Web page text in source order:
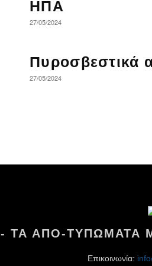
ΗΠΑ
27/05/2024
27/05/2024
- ΤΑ ΑΠΟ-ΤΥΠΩΜΑΤΑ
Επικοινωνία: